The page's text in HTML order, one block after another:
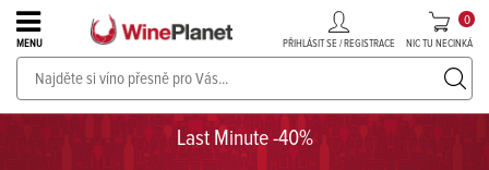
Last Minute -40%
MENU PŘIHLÁSIT SE / REGISTRACE NIC TU NECINKÁ
0
PROSECCO v akci až do -30%!UKÁZAT PROSECCO